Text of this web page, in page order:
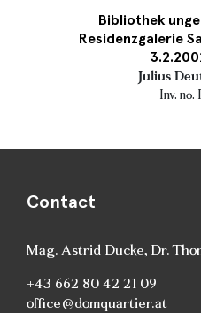
Bibliothek
Residenzgalerie
Julius
Inv. no.
Contact
Mag. Astrid Ducke, Dr.
+43 662 80 42 21 09
office@domquartier.at